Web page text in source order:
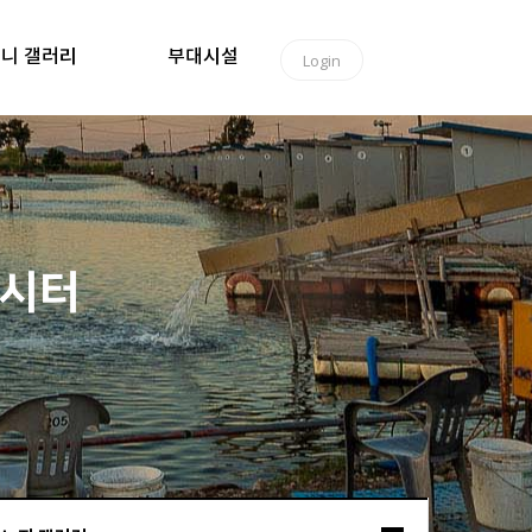
갤러리 부대시설 Login
터